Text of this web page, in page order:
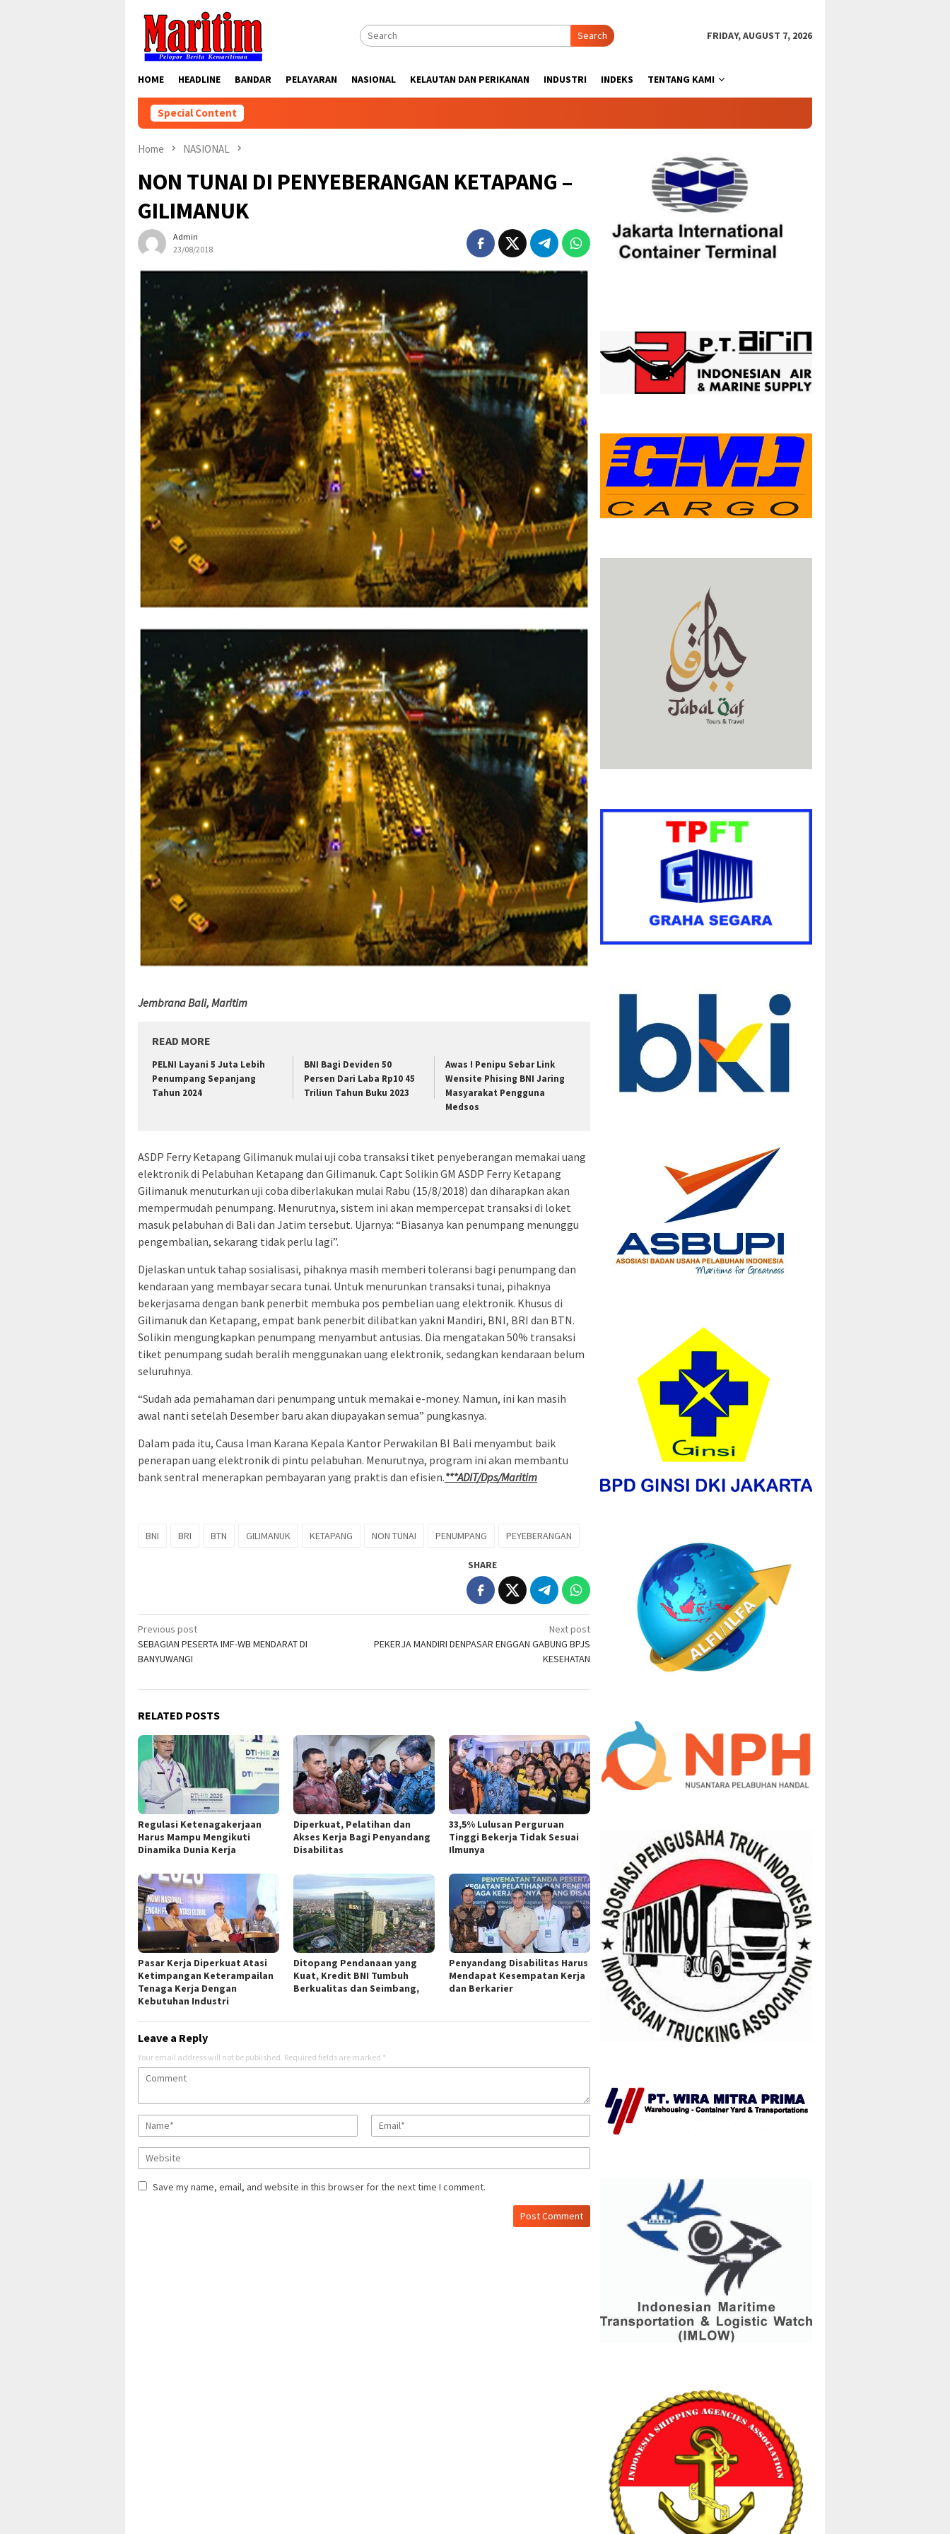
content
Search FRIDAY, AUGUST 7, 2026
HOME HEADLINE BANDAR PELAYARAN NASIONAL KELAUTAN DAN PERIKANAN INDUSTRI INDEKS TENTANG KAMI
Special Content
Home NASIONAL
NON TUNAI DI PENYEBERANGAN KETAPANG –
GILIMANUK
Admin
23/08/2018
Jembrana Bali, Maritim
READ MORE
PELNI Layani 5 Juta Lebih
Penumpang Sepanjang
Tahun 2024
BNI Bagi Deviden 50
Persen Dari Laba Rp10 45
Triliun Tahun Buku 2023
Awas ! Penipu Sebar Link
Wensite Phising BNI Jaring
Masyarakat Pengguna
Medsos
ASDP Ferry Ketapang Gilimanuk mulai uji coba transaksi tiket penyeberangan memakai uang
elektronik di Pelabuhan Ketapang dan Gilimanuk. Capt Solikin GM ASDP Ferry Ketapang
Gilimanuk menuturkan uji coba diberlakukan mulai Rabu (15/8/2018) dan diharapkan akan
mempermudah penumpang. Menurutnya, sistem ini akan mempercepat transaksi di loket
masuk pelabuhan di Bali dan Jatim tersebut. Ujarnya: “Biasanya kan penumpang menunggu
pengembalian, sekarang tidak perlu lagi”.
Djelaskan untuk tahap sosialisasi, pihaknya masih memberi toleransi bagi penumpang dan
kendaraan yang membayar secara tunai. Untuk menurunkan transaksi tunai, pihaknya
bekerjasama dengan bank penerbit membuka pos pembelian uang elektronik. Khusus di
Gilimanuk dan Ketapang, empat bank penerbit dilibatkan yakni Mandiri, BNI, BRI dan BTN.
Solikin mengungkapkan penumpang menyambut antusias. Dia mengatakan 50% transaksi
tiket penumpang sudah beralih menggunakan uang elektronik, sedangkan kendaraan belum
seluruhnya.
“Sudah ada pemahaman dari penumpang untuk memakai e-money. Namun, ini kan masih
awal nanti setelah Desember baru akan diupayakan semua” pungkasnya.
Dalam pada itu, Causa Iman Karana Kepala Kantor Perwakilan BI Bali menyambut baik
penerapan uang elektronik di pintu pelabuhan. Menurutnya, program ini akan membantu
bank sentral menerapkan pembayaran yang praktis dan efisien.***ADIT/Dps/Maritim
BNI BRI BTN GILIMANUK KETAPANG NON TUNAI PENUMPANG PEYEBERANGAN
SHARE
Post
navigation
Previous post
SEBAGIAN PESERTA IMF-WB MENDARAT DI
BANYUWANGI
Next post
PEKERJA MANDIRI DENPASAR ENGGAN GABUNG BPJS
KESEHATAN
RELATED POSTS
Regulasi Ketenagakerjaan
Harus Mampu Mengikuti
Dinamika Dunia Kerja
Diperkuat, Pelatihan dan
Akses Kerja Bagi Penyandang
Disabilitas
33,5% Lulusan Perguruan
Tinggi Bekerja Tidak Sesuai
Ilmunya
Pasar Kerja Diperkuat Atasi
Ketimpangan Keterampailan
Tenaga Kerja Dengan
Kebutuhan Industri
Ditopang Pendanaan yang
Kuat, Kredit BNI Tumbuh
Berkualitas dan Seimbang,
Penyandang Disabilitas Harus
Mendapat Kesempatan Kerja
dan Berkarier
Leave a Reply
Your email address will not be published. Required fields are marked *
Save my name, email, and website in this browser for the next time I comment.